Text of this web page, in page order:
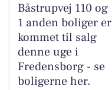
Båstrupvej 110 og
1 anden boliger er
kommet til salg
denne uge i
Fredensborg - se
boligerne her.